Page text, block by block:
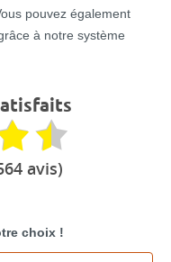
pouvez également
à notre système
avis)
choix !